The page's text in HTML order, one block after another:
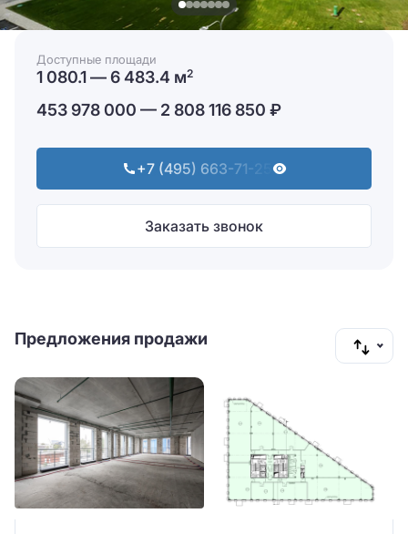
Доступные площади
1 080.1 — 6 483.4 м2
453 978 000 — 2 808 116 850 ₽
+7 (495) 663-71-25
Заказать звонок
Предложения продажи